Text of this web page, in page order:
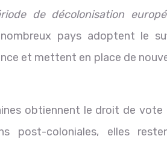
de décolonisation
pays adoptent le
et mettent en place de
obtiennent le droit de
post-coloniales, elles